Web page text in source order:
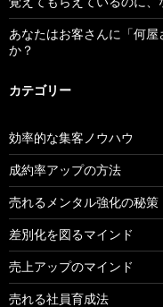
あなたはお客さんに「何
か？
カテゴリー
効率的な集客ノウハウ
成約率アップの方法
売れるメンタル強化の秘策
差別化を図るマインド
売上アップのマインド
売れる社員育成法